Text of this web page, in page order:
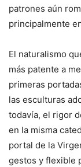
patrones aún
principalmente
El naturalismo
más patente a
primeras
las esculturas
todavía, el rigor
en la misma
portal de la
gestos y flexible